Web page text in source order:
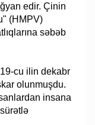
edir. Çinin
(HMPV)
səbəb
cu ilin dekabr
olunmuşdu.
insana